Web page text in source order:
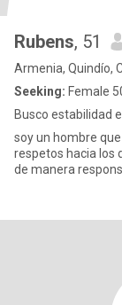
Rubens, 51
Armenia, Quindío,
Seeking: Female
Busco estabilidad
soy un hombre
respetos hacia los